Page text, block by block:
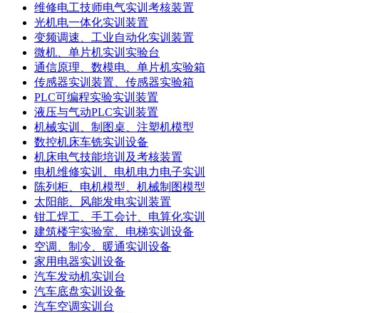
维修电工技师电气实训考核装置
光机电一体化实训装置
变频调速、工业自动化实训装置
微机、单片机实训实验台
通信原理、数模电、单片机实验箱
传感器实训装置、传感器实验箱
PLC可编程实验实训装置
液压与气动PLC实训装置
机械实训、制图桌、注塑机模型
数控机床车铣实训设备
机床电气技能培训及考核装置
电机维修实训、电机电力电子实训
陈列柜、电机模型、机械制图模型
太阳能、风能发电实训装置
钳工焊工、手工会计、电算化实训
建筑楼宇实验室、电梯实训设备
空调、制冷、暖通实训设备
家用电器实训设备
汽车发动机实训台
汽车底盘实训设备
汽车空调实训台